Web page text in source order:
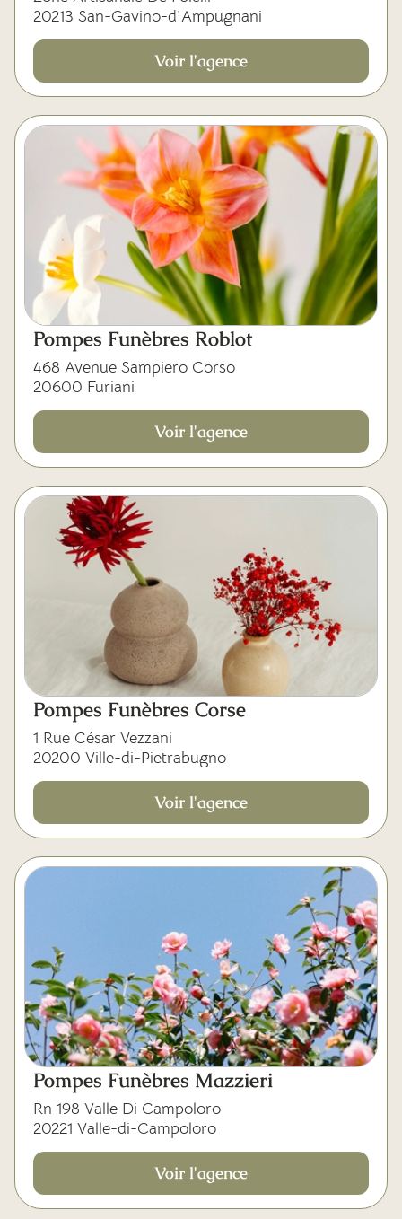
20213 San-Gavino-d'Ampugnani
Voir l'agence
Pompes Funèbres Roblot
468 Avenue Sampiero Corso
20600 Furiani
Voir l'agence
Pompes Funèbres Corse
1 Rue César Vezzani
20200 Ville-di-Pietrabugno
Voir l'agence
Pompes Funèbres Mazzieri
Rn 198 Valle Di Campoloro
20221 Valle-di-Campoloro
Voir l'agence